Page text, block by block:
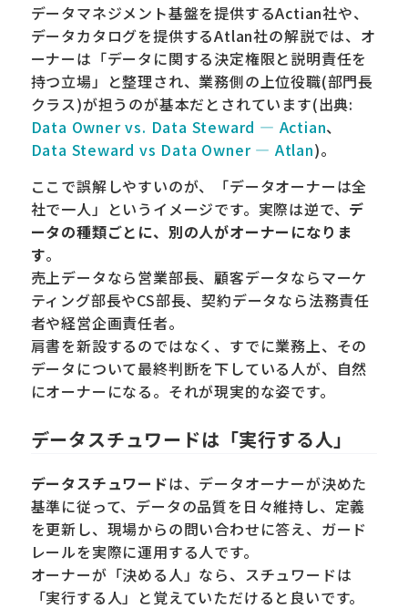
データマネジメント基盤を提供するActian社や、
データカタログを提供するAtlan社の解説では、オ
ーナーは「データに関する決定権限と説明責任を
持つ立場」と整理され、業務側の上位役職(部門長
クラス)が担うのが基本だとされています(出典:
Data Owner vs. Data Steward — Actian、
Data Steward vs Data Owner — Atlan)。
ここで誤解しやすいのが、「データオーナーは全
社で一人」というイメージです。実際は逆で、 デ
ータの種類ごとに、別の人がオーナーになりま
す。
売上データなら営業部長、顧客データならマーケ
ティング部長やCS部長、契約データなら法務責任
者や経営企画責任者。
肩書を新設するのではなく、すでに業務上、その
データについて最終判断を下している人が、自然
にオーナーになる。それが現実的な姿です。
データスチュワードは「実行する人」
データスチュワードは、データオーナーが決めた
基準に従って、データの品質を日々維持し、定義
を更新し、現場からの問い合わせに答え、ガード
レールを実際に運用する人です。
オーナーが「決める人」なら、スチュワードは
「実行する人」と覚えていただけると良いです。